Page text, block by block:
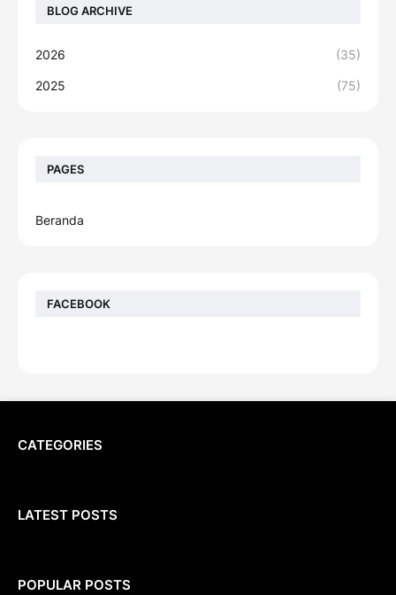
BLOG ARCHIVE
2026 (35)
2025 (75)
PAGES
Beranda
FACEBOOK
CATEGORIES
LATEST POSTS
POPULAR POSTS